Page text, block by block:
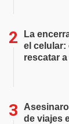
La
el celular:
rescatar
de viajes